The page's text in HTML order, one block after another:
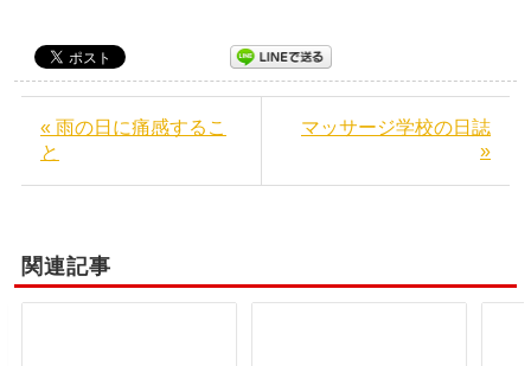
« 雨の日に痛感するこ
と
マッサージ学校の日誌
»
関連記事